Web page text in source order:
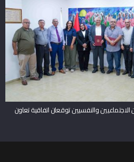
والنفسيين توقعان اتفاقية تعاون